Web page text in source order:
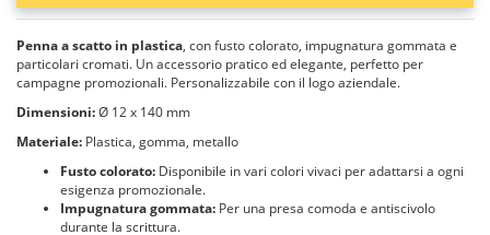
Penna a scatto in plastica, con fusto colorato, impugnatura gommata e
particolari cromati. Un accessorio pratico ed elegante, perfetto per
campagne promozionali. Personalizzabile con il logo aziendale.
Dimensioni:Ø 12 x 140 mm
Materiale: Plastica, gomma, metallo
Fusto colorato: Disponibile in vari colori vivaci per adattarsi a ogni
esigenza promozionale.
Impugnatura gommata: Per una presa comoda e antiscivolo
durante la scrittura.